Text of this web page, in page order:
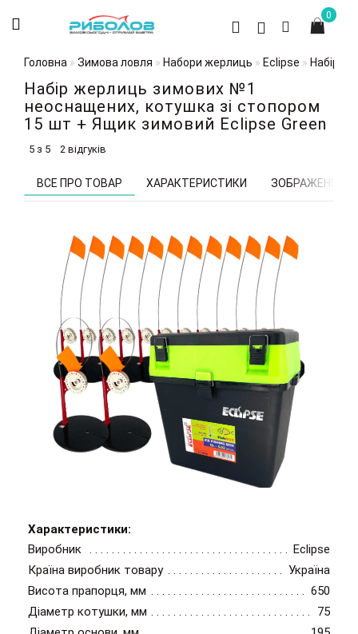
0
Головна Зимова ловля Набори жерлиць Eclipse Набір
Набір жерлиць зимових №1
неоснащених, котушка зі стопором
15 шт + Ящик зимовий Eclipse Green
5 з 5 2 відгуків
ВСЕ ПРО ТОВАР ХАРАКТЕРИСТИКИ ЗОБРАЖЕННЯ
Характеристики:
Виробник
Eclipse
Країна виробник товару
Україна
Висота прапорця, мм
650
Діаметр котушки, мм
75